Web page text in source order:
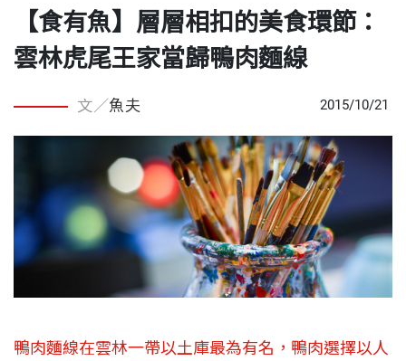
【食有魚】層層相扣的美食環節：
雲林虎尾王家當歸鴨肉麵線
文／魚夫 2015/10/21
鴨肉麵線在雲林一帶以土庫最為有名，鴨肉選擇以人